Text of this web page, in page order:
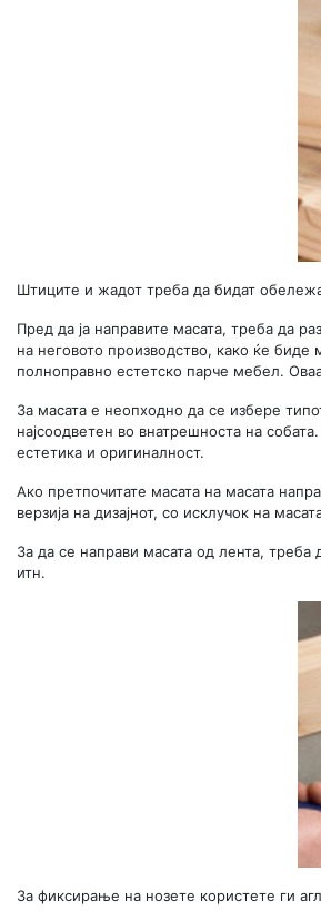
Штиците и жадот треба да бидат
Пред да ја направите масата, треба да
на неговото производство, како ќе
полноправно естетско парче мебел.
За масата е неопходно да се избере
најсоодветен во внатрешноста на
естетика и оригиналност.
Ако претпочитате масата на масата
верзија на дизајнот, со исклучок на
За да се направи масата од лента,
итн.
За фиксирање на нозете користете ги